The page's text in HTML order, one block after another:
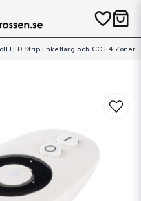
LED Strip Enkelfärg och CCT 4 Zoner